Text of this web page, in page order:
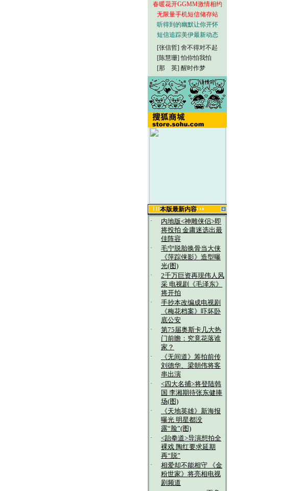
春暖花开GGMM激情相约
无限量手机短信储存站
听得到的幽默让你开怀
短信追踪美伊最新动态
[张信哲] 舍不得对不起
[陈慧珊] 怕你怕我怕
[那 英] 醒时作梦
本版最新内容
·
内地版<神雕侠侣>即
将投拍 金庸迷选出最
佳阵容
·
毛宁脱胎换骨当大侠
《萍踪侠影》造型曝
光(图)
·
2千万巨资再现伟人风
采 电视剧《毛泽东》
将开拍
·
手抄本改编成电视剧
《梅花档案》吓坏卧
底公安
·
第75届奥斯卡几大热
门前瞻：究竟花落谁
家？
·
《无间道》筹拍前传
刘德华、梁朝伟将客
串出演
·
<四大名捕>将登陆韩
国 李湘期待张东健捧
场(图)
·
《天地英雄》新海报
曝光 明星都没
露“脸”(图)
·
<跆拳道>导演想拍全
裸戏 陶红要求延期
再“脱”
·
相爱却不能相守 《金
粉世家》将亮相电视
剧频道